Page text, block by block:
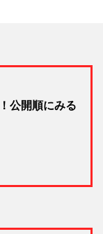
公開順にみる